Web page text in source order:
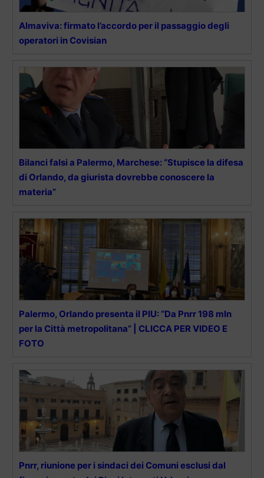
Almaviva: firmato l’accordo per il passaggio degli
operatori in Covisian
Bilanci falsi a Palermo, Marchese: “Stupisce la difesa
di Orlando, da giurista dovrebbe conoscere la
materia”
Palermo, Orlando presenta il PIU: “Da Pnrr 198 mln
per la Città metropolitana” | CLICCA PER VIDEO E
FOTO
Pnrr, riunione per i sindaci dei Comuni esclusi dal